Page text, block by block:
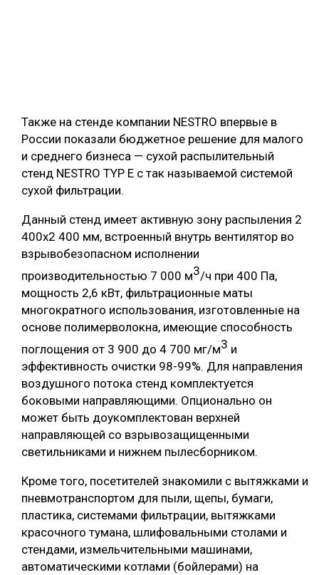
Также на стенде компании NESTRO впервые в
России показали бюджетное решение для малого
и среднего бизнеса — сухой распылительный
стенд NESTRO TYP E с так называемой системой
сухой фильтрации.
Данный стенд имеет активную зону распыления 2
400х2 400 мм, встроенный внутрь вентилятор во
взрывобезопасном исполнении
производительностью 7 000 м3/ч при 400 Па,
мощность 2,6 кВт, фильтрационные маты
многократного использования, изготовленные на
основе полимерволокна, имеющие способность
поглощения от 3 900 до 4 700 мг/м3 и
эффективность очистки 98-99%. Для направления
воздушного потока стенд комплектуется
боковыми направляющими. Опционально он
может быть доукомплектован верхней
направляющей со взрывозащищенными
светильниками и нижнем пылесборником.
Кроме того, посетителей знакомили с вытяжками и
пневмотранспортом для пыли, щепы, бумаги,
пластика, системами фильтрации, вытяжками
красочного тумана, шлифовальными столами и
стендами, измельчительными машинами,
автоматическими котлами (бойлерами) на